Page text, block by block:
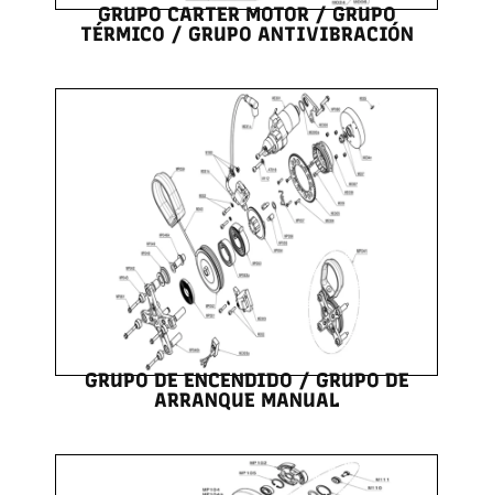
GRUPO CARTER MOTOR / GRUPO
TÉRMICO / GRUPO ANTIVIBRACIÓN
GRUPO DE ENCENDIDO / GRUPO DE
ARRANQUE MANUAL